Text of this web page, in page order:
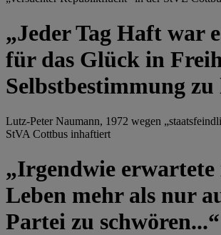
„Jeder Tag Haft war
für das Glück in
Selbstbestimmung zu
Lutz-Peter Naumann, 1972 wegen
StVA Cottbus inhaftiert
„Irgendwie erwartete
Leben mehr als nur
Partei zu schwören...“